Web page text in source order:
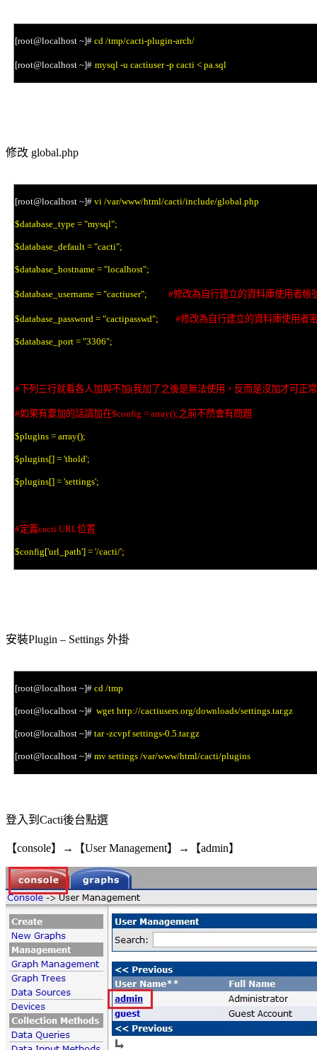
[root@localhost ~]#cd /tmp/cacti-plugin-arch/
[root@localhost ~]# mysql -u cactiuser -p cacti < pa.sql
修改 global.php
[root@localhost ~]#vi /var/www/html/cacti/include/global.php
$database_type = "mysql";
$database_default = "cacti";
$database_hostname = "localhost";
$database_username = "cactiuser"; #修改為自行建立的資料庫使用者帳
$database_password = "cactipasswd"; #修改為自行建立的資料庫使用者
$database_port = "3306";
#下列三行就看各人加與不加(我加了之後是無法使用，反而是沒加才可正
#如果有要加的話請加在$config = array();之前不然會有問題
$plugins = array();
$plugins[] = 'thold';
$plugins[] = 'settings';
#定義cacti URL位置
$config['url_path'] = '/cacti/';
安裝Plugin – Settings 外掛
[root@localhost ~]#cd /tmp
[root@localhost ~]# wget http://cactiusers.org/downloads/settings.tar.gz
[root@localhost ~]#tar -zcvpf settings-0.5.tar.gz
[root@localhost ~]#mv settings /var/www/html/cacti/plugins
登入到Cacti後台點選
【console】 → 【User Management】 → 【admin】